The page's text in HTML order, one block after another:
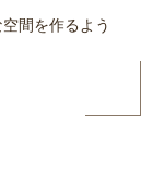
間を作るよう